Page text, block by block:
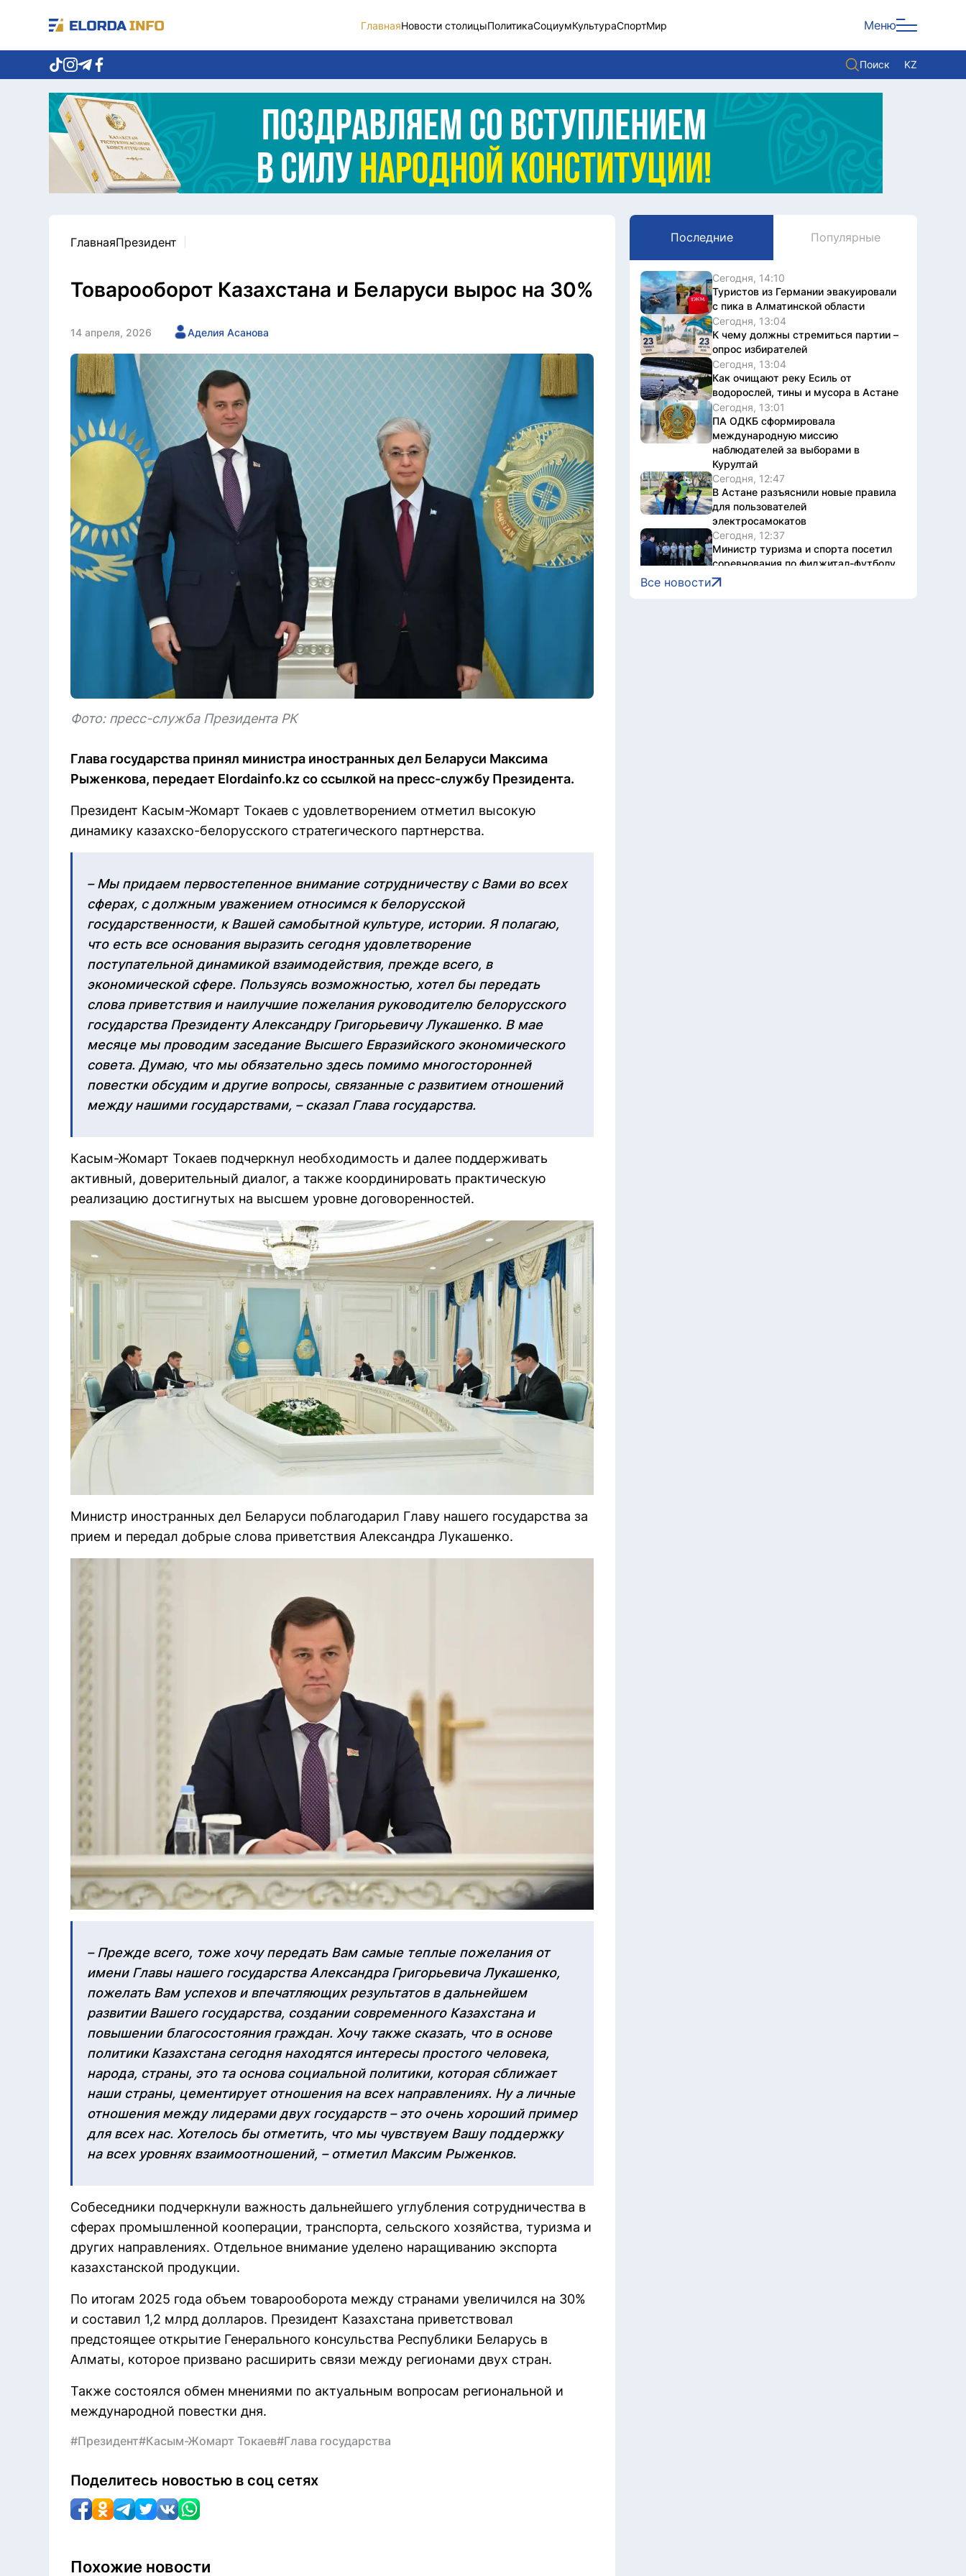
ГлавнаяНовости столицыПолитикаСоциумКультураСпортМир Меню
Поиск KZ
Новости столицы
Политика
Социум
Экономика
Спорт
Культура
Служба Комплаенс
Этический кодекс
Служу стране
ГлавнаяПрезидент
Товарооборот Казахстана и Беларуси вырос на 30%
14 апреля, 2026 Аделия Асанова
Фото: пресс-служба Президента РК
Глава государства принял министра иностранных дел Беларуси Максима
Рыженкова, передает Elordainfo.kz со ссылкой на пресс-службу Президента.
Президент Касым-Жомарт Токаев с удовлетворением отметил высокую
динамику казахско-белорусского стратегического партнерства.
– Мы придаем первостепенное внимание сотрудничеству с Вами во всех
сферах, с должным уважением относимся к белорусской
государственности, к Вашей самобытной культуре, истории. Я полагаю,
что есть все основания выразить сегодня удовлетворение
поступательной динамикой взаимодействия, прежде всего, в
экономической сфере. Пользуясь возможностью, хотел бы передать
слова приветствия и наилучшие пожелания руководителю белорусского
государства Президенту Александру Григорьевичу Лукашенко. В мае
месяце мы проводим заседание Высшего Евразийского экономического
совета. Думаю, что мы обязательно здесь помимо многосторонней
повестки обсудим и другие вопросы, связанные с развитием отношений
между нашими государствами, – сказал Глава государства.
Касым-Жомарт Токаев подчеркнул необходимость и далее поддерживать
активный, доверительный диалог, а также координировать практическую
реализацию достигнутых на высшем уровне договоренностей.
Министр иностранных дел Беларуси поблагодарил Главу нашего государства за
прием и передал добрые слова приветствия Александра Лукашенко.
– Прежде всего, тоже хочу передать Вам самые теплые пожелания от
имени Главы нашего государства Александра Григорьевича Лукашенко,
пожелать Вам успехов и впечатляющих результатов в дальнейшем
развитии Вашего государства, создании современного Казахстана и
повышении благосостояния граждан. Хочу также сказать, что в основе
политики Казахстана сегодня находятся интересы простого человека,
народа, страны, это та основа социальной политики, которая сближает
наши страны, цементирует отношения на всех направлениях. Ну а личные
отношения между лидерами двух государств – это очень хороший пример
для всех нас. Хотелось бы отметить, что мы чувствуем Вашу поддержку
на всех уровнях взаимоотношений, – отметил Максим Рыженков.
Собеседники подчеркнули важность дальнейшего углубления сотрудничества в
сферах промышленной кооперации, транспорта, сельского хозяйства, туризма и
других направлениях. Отдельное внимание уделено наращиванию экспорта
казахстанской продукции.
По итогам 2025 года объем товарооборота между странами увеличился на 30%
и составил 1,2 млрд долларов. Президент Казахстана приветствовал
предстоящее открытие Генерального консульства Республики Беларусь в
Алматы, которое призвано расширить связи между регионами двух стран.
Также состоялся обмен мнениями по актуальным вопросам региональной и
международной повестки дня.
#Президент#Касым-Жомарт Токаев#Глава государства
Поделитесь новостью в соц сетях
Похожие новости
Последние Популярные
Сегодня, 14:10
Туристов из Германии эвакуировали
с пика в Алматинской области
Сегодня, 13:04
К чему должны стремиться партии –
опрос избирателей
Сегодня, 13:04
Как очищают реку Есиль от
водорослей, тины и мусора в Астане
Сегодня, 13:01
ПА ОДКБ сформировала
международную миссию
наблюдателей за выборами в
Курултай
Сегодня, 12:47
В Астане разъяснили новые правила
для пользователей
электросамокатов
Сегодня, 12:37
Министр туризма и спорта посетил
соревнования по фиджитал-футболу
в рамках «Игр Будущего 2026»
Все новости